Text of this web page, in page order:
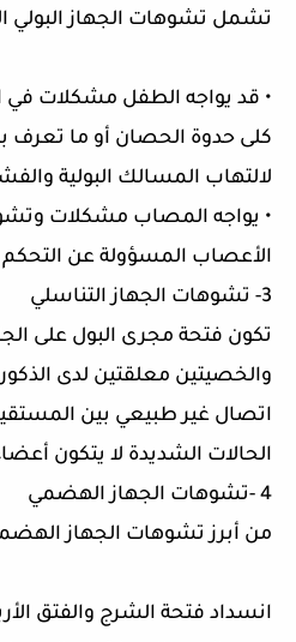
تشمل تشوهات الجهاز البولي
• قد يواجه الطفل مشكلات في
كلى حدوة الحصان أو ما تعرف
لالتهاب المسالك البولية
• يواجه المصاب مشكلات
الأعصاب المسؤولة عن
3- تشوهات الجهاز التناسلي
تكون فتحة مجرى البول على
والخصيتين معلقتين لدى
اتصال غير طبيعي بين
الحالات الشديدة لا يتكون
4 -تشوهات الجهاز الهضمي
من أبرز تشوهات الجهاز
انسداد فتحة الشرج والفتق